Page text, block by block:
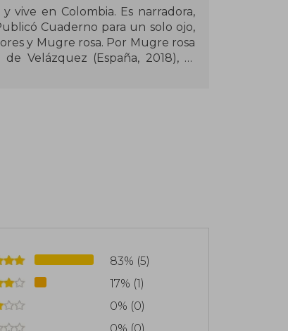
vive en Colombia. Es narradora,
Cuaderno para un solo ojo,
y Mugre rosa. Por Mugre rosa
Velázquez (España, 2018), el
el Premio Bartolomé Hidalgo
83% (5)
17% (1)
0% (0)